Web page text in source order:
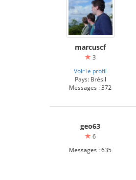
marcuscf
3
Voir le profil
Pays: Brésil
Messages : 372
geo63
6
Messages : 635